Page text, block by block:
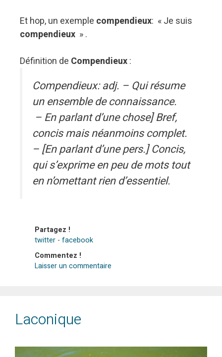
Et hop, un exemple compendieux: « Je suis
compendieux » .
Définition de Compendieux:
Compendieux: adj. – Qui résume
un ensemble de connaissance.
– En parlant d’une chose] Bref,
concis mais néanmoins complet.
– [En parlant d’une pers.] Concis,
qui s’exprime en peu de mots tout
en n’omettant rien d’essentiel.
Partagez !
twitter - facebook
Commentez !
Laisser un commentaire
Laconique